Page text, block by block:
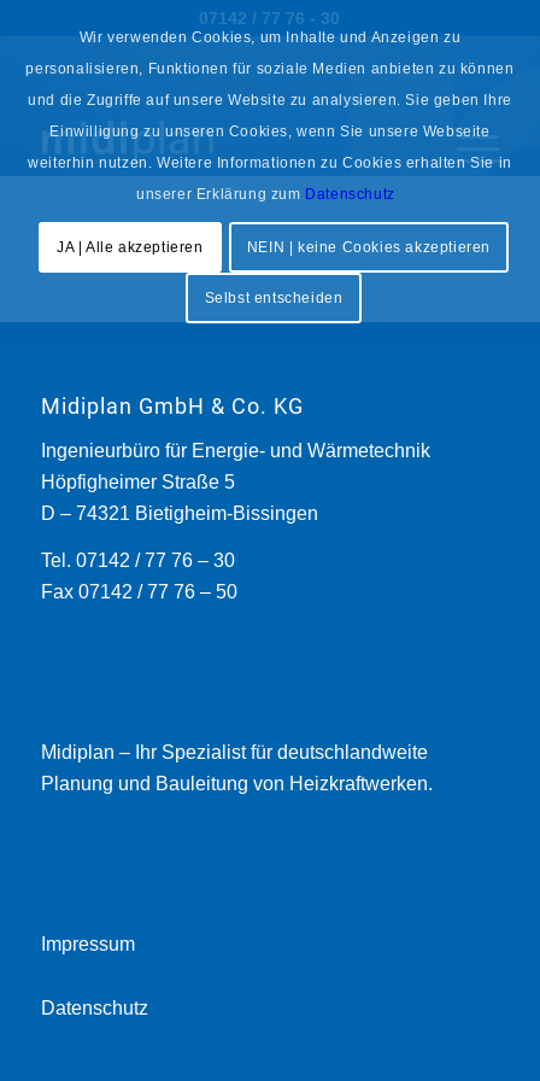
07142 / 77 76 - 30
Midiplan GmbH & Co. KG
Ingenieurbüro für Energie- und Wärmetechnik
Höpfigheimer Straße 5
D – 74321 Bietigheim-Bissingen
Tel. 07142 / 77 76 – 30
Fax 07142 / 77 76 – 50
Midiplan – Ihr Spezialist für deutschlandweite
Planung und Bauleitung von Heizkraftwerken.
Impressum
Datenschutz
Wir verwenden Cookies, um Inhalte und Anzeigen zu
personalisieren, Funktionen für soziale Medien anbieten zu können
und die Zugriffe auf unsere Website zu analysieren. Sie geben Ihre
Einwilligung zu unseren Cookies, wenn Sie unsere Webseite
weiterhin nutzen. Weitere Informationen zu Cookies erhalten Sie in
unserer Erklärung zum Datenschutz
JA | Alle akzeptieren NEIN | keine Cookies akzeptieren
Selbst entscheiden